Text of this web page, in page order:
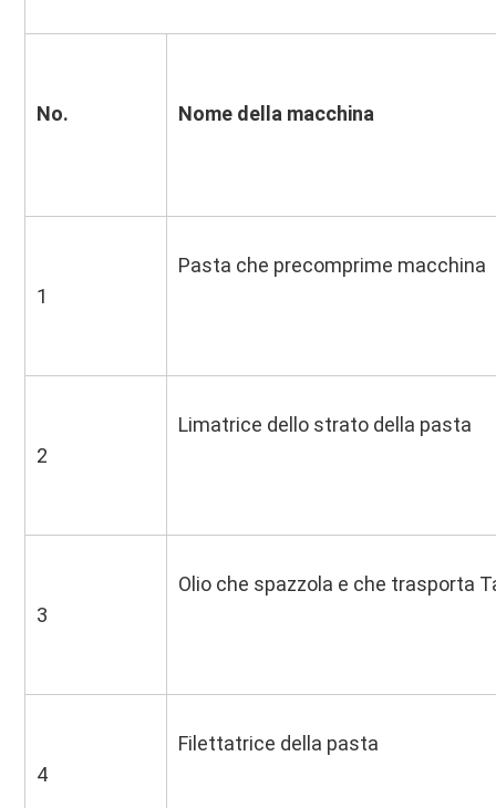
No. Nome della macchina
1
Pasta che precomprime macchina
2
Limatrice dello strato della pasta
3
Olio che spazzola e che trasporta
4
Filettatrice della pasta